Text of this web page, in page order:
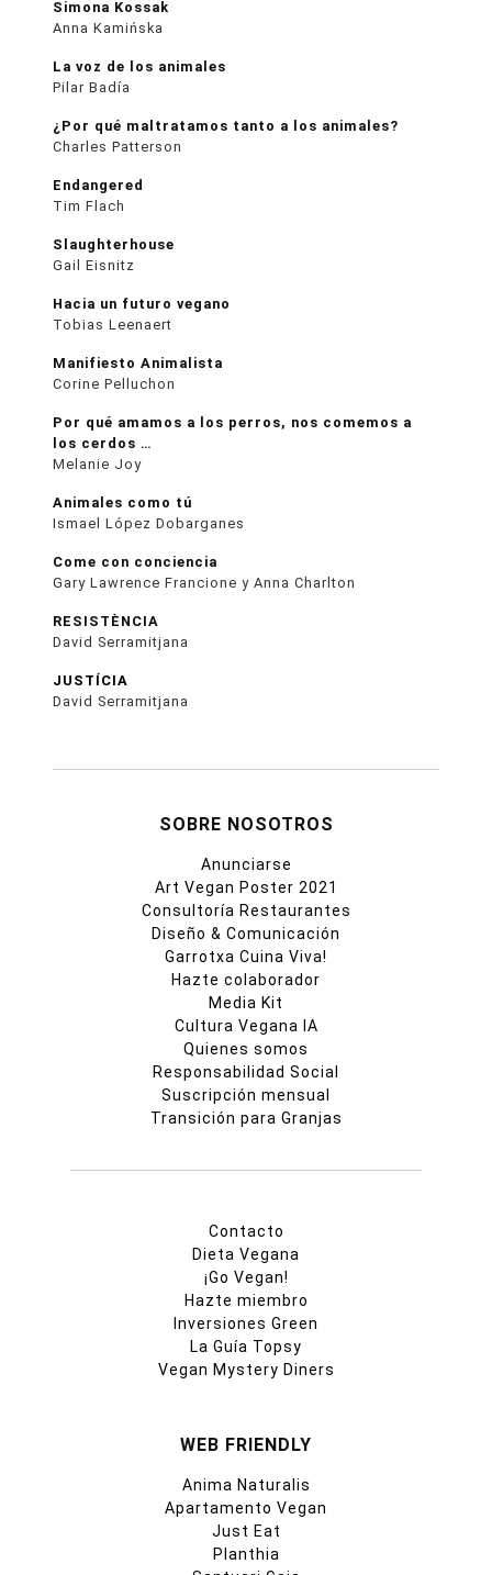
Simona Kossak
Anna Kamińska
La voz de los animales
Pilar Badía
¿Por qué maltratamos tanto a los animales?
Charles Patterson
Endangered
Tim Flach
Slaughterhouse
Gail Eisnitz
Hacia un futuro vegano
Tobias Leenaert
Manifiesto Animalista
Corine Pelluchon
Por qué amamos a los perros, nos comemos a
los cerdos …
Melanie Joy
Animales como tú
Ismael López Dobarganes
Come con conciencia
Gary Lawrence Francione y Anna Charlton
RESISTÈNCIA
David Serramitjana
JUSTÍCIA
David Serramitjana
SOBRE NOSOTROS
Anunciarse
Art Vegan Poster 2021
Consultoría Restaurantes
Diseño & Comunicación
Garrotxa Cuina Viva!
Hazte colaborador
Media Kit
Cultura Vegana IA
Quienes somos
Responsabilidad Social
Suscripción mensual
Transición para Granjas
Contacto
Dieta Vegana
¡Go Vegan!
Hazte miembro
Inversiones Green
La Guía Topsy
Vegan Mystery Diners
WEB FRIENDLY
Anima Naturalis
Apartamento Vegan
Just Eat
Planthia